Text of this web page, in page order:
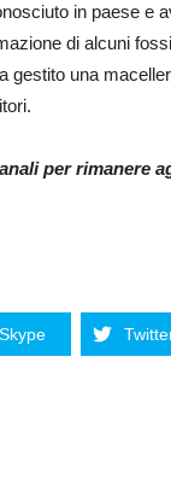
in paese e
di alcuni
gestito una
per rimanere
Skype